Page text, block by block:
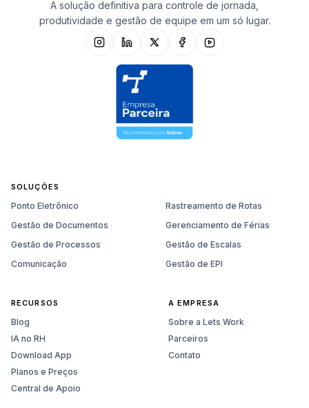
A solução definitiva para controle de jornada,
produtividade e gestão de equipe em um só lugar.
SOLUÇÕES
Ponto Eletrônico
Rastreamento de Rotas
Gestão de Documentos
Gerenciamento de Férias
Gestão de Processos
Gestão de Escalas
Comunicação
Gestão de EPI
RECURSOS
Blog
IA no RH
Download App
Planos e Preços
Central de Apoio
A EMPRESA
Sobre a Lets Work
Parceiros
Contato